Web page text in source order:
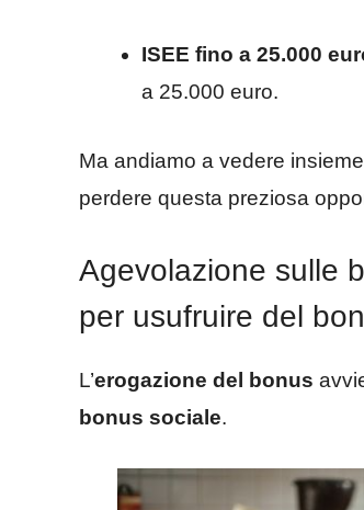
ISEE fino a 25.000
a 25.000 euro.
Ma andiamo a vedere
perdere questa preziosa
Agevolazione sulle
per usufruire del
L’erogazione del bonus
bonus sociale.